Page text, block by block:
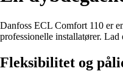
Danfoss ECL Comfort 110 er
professionelle installatører.
Fleksibilitet og